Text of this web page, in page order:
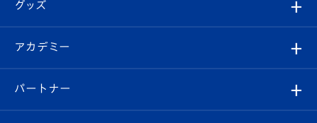
チケット
イベント
メディア
スタッフプロフィール
マスコット紹介
Revive Team
ヴィヴィくんの長崎おもてなしガイド
フォトギャラリー
スタジアムグルメ
V-LOVERS（ファンクラブ）
プレイヤーズスイート
グッズ
オンラインショップ
店舗情報
アカデミー
育成からのお知らせ
パートナー